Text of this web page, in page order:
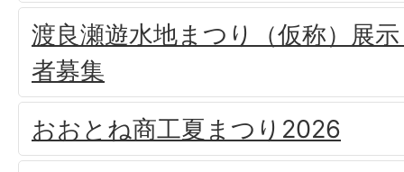
渡良瀬遊水地まつり（仮称）展
者募集
おおとね商工夏まつり2026